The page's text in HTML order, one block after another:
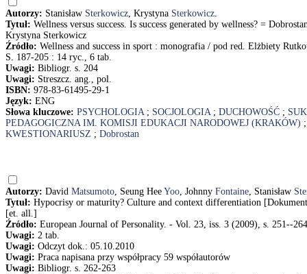
Autorzy: Stanisław Sterkowicz, Krystyna Sterkowicz.
Tytuł: Wellness versus success. Is success generated by wellness? =
Krystyna Sterkowicz
Źródło: Wellness and success in sport : monografia / pod red. Elżbiety
S. 187-205 : 14 ryc., 6 tab.
Uwagi: Bibliogr. s. 204
Uwagi: Streszcz. ang., pol.
ISBN: 978-83-61495-29-1
Język: ENG
Słowa kluczowe: PSYCHOLOGIA; SOCJOLOGIA; DUCHOWOŚĆ ;
PEDAGOGICZNA IM. KOMISJI EDUKACJI NARODOWEJ (KRAKÓW)
KWESTIONARIUSZ ; Dobrostan
Autorzy: David Matsumoto, Seung Hee Yoo, Johnny Fontaine, Stanisław
Tytuł: Hypocrisy or maturity? Culture and context differentiation
[et. all.]
Źródło: European Journal of Personality. - Vol. 23, iss. 3 (2009), s. 251--264
Uwagi: 2 tab.
Uwagi: Odczyt dok.: 05.10.2010
Uwagi: Praca napisana przy współpracy 59 współautorów
Uwagi: Bibliogr. s. 262-263